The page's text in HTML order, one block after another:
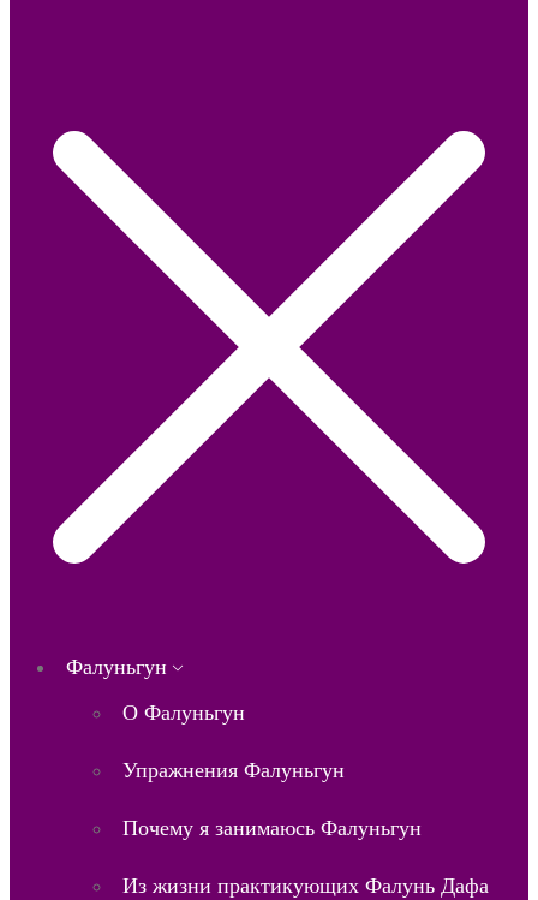
Фалуньгун
О Фалуньгун
Упражнения Фалуньгун
Почему я занимаюсь Фалуньгун
Из жизни практикующих Фалунь Дафа